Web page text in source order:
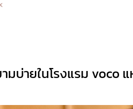
บ่ายในโรงแรม voco